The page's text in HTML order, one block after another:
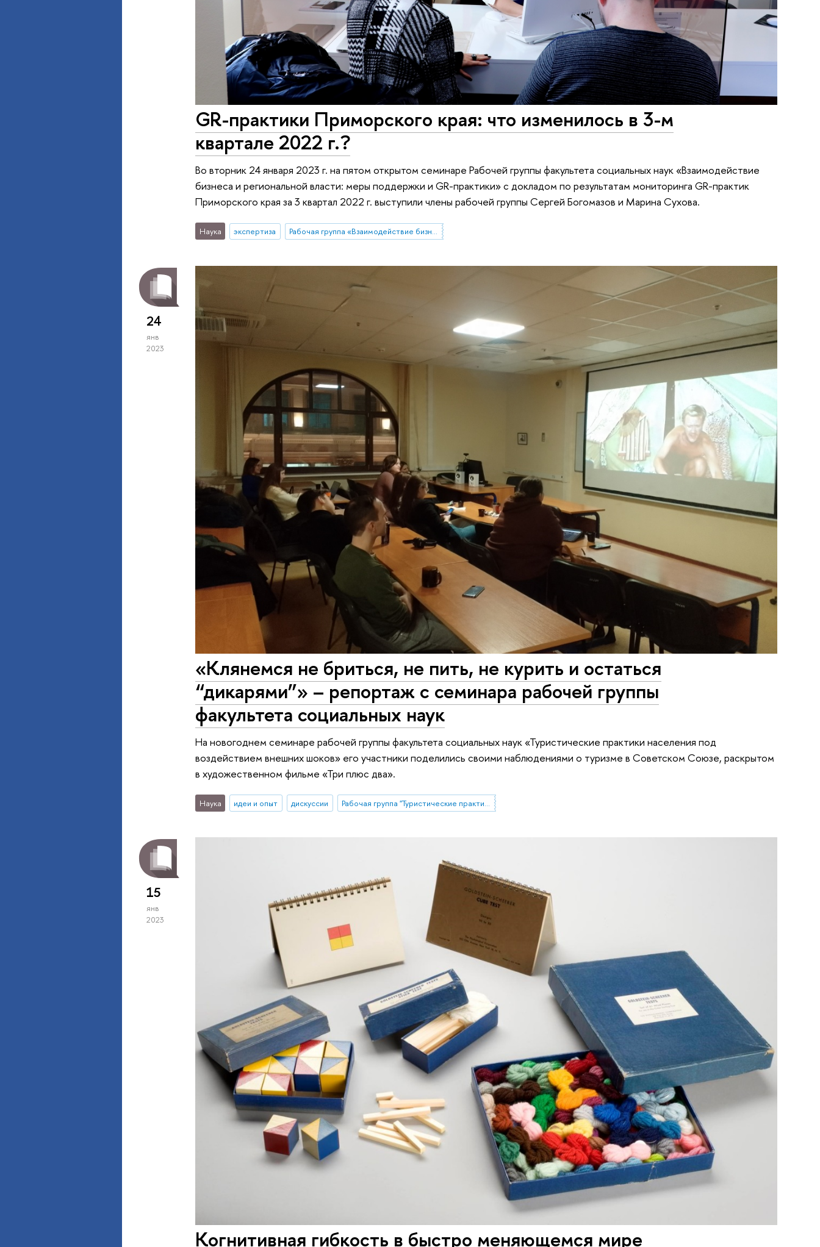
GR-практики Приморского края: что изменилось в 3-м
квартале 2022 г.?
Во вторник 24 января 2023 г. на пятом открытом семинаре Рабочей группы факультета социальных наук «Взаимодействие
бизнеса и региональной власти: меры поддержки и GR-практики» с докладом по результатам мониторинга GR-практик
Приморского края за 3 квартал 2022 г. выступили члены рабочей группы Сергей Богомазов и Марина Сухова.
Наука экспертиза Рабочая группа «Взаимодействие бизнеса и региональной власти: меры поддержки и GR-практики»
24
янв
2023
«Клянемся не бриться, не пить, не курить и остаться
“дикарями”» – репортаж с семинара рабочей группы
факультета социальных наук
На новогоднем семинаре рабочей группы факультета социальных наук «Туристические практики населения под
воздействием внешних шоков» его участники поделились своими наблюдениями о туризме в Советском Союзе, раскрытом
в художественном фильме «Три плюс два».
Наука идеи и опыт дискуссии Рабочая группа "Туристические практики населения под воздействием внешних шоков: возможности и ограничения изучения опросными и не-опросными методами"
15
янв
2023
Когнитивная гибкость в быстро меняющемся мире